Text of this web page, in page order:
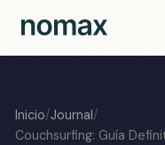
Inicio/Journal/
Couchsurfing: Guía